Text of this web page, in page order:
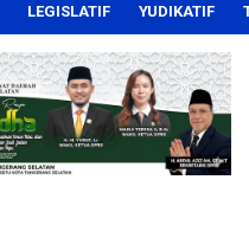
LEGISLATIF YUDIKATIF